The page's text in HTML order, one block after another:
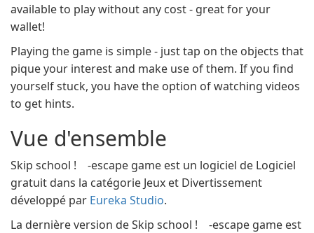
available to play without any cost - great for your
wallet!
Playing the game is simple - just tap on the objects that
pique your interest and make use of them. If you find
yourself stuck, you have the option of watching videos
to get hints.
Vue d'ensemble
Skip school ! -escape game est un logiciel de Logiciel
gratuit dans la catégorie Jeux et Divertissement
développé par Eureka Studio.
La dernière version de Skip school ! -escape game est